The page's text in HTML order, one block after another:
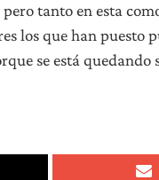
tanto en esta
los que han puesto
se está quedando